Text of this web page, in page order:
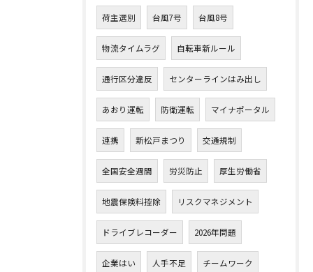
荷主選別 台風7号 台風8号
物流タイムラグ 自転車新ルール
通行区分違反 センターラインはみ出し
あおり運転 防衛運転 マイナポータル
連携 新松戸まつり 交通規制
全国安全週間 労災防止 厚生労働省
地震保険料控除 リスクマネジメント
ドライブレコーダー 2026年問題
企業はい 人手不足 チームワーク